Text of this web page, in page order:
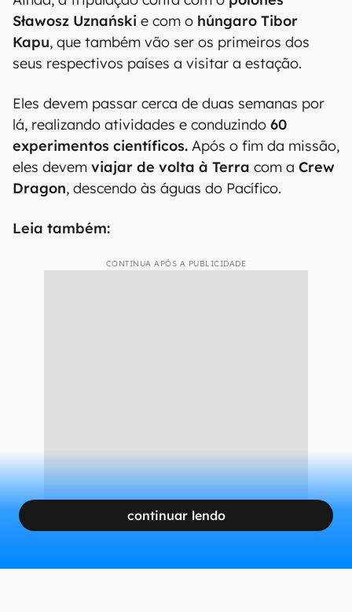
Sławosz Uznański e com o húngaro Tibor
Kapu, que também vão ser os primeiros dos
seus respectivos países a visitar a estação.
Eles devem passar cerca de duas semanas por
lá, realizando atividades e conduzindo 60
experimentos científicos. Após o fim da missão,
eles devem viajar de volta à Terra com a Crew
Dragon, descendo às águas do Pacífico.
Leia também:
CONTINUA APÓS A PUBLICIDADE
continuar lendo